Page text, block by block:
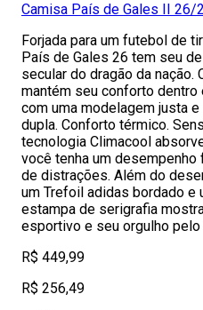
Camisa País de Gales II 26/
Forjada para um futebol de
País de Gales 26 tem seu
secular do dragão da nação.
mantém seu conforto
com uma modelagem justa
dupla. Conforto térmico.
tecnologia Climacool
você tenha um
de distrações. Além do
um Trefoil adidas bordado e
estampa de serigrafia
esportivo e seu orgulho pelo
R$ 449,99
R$ 256,49